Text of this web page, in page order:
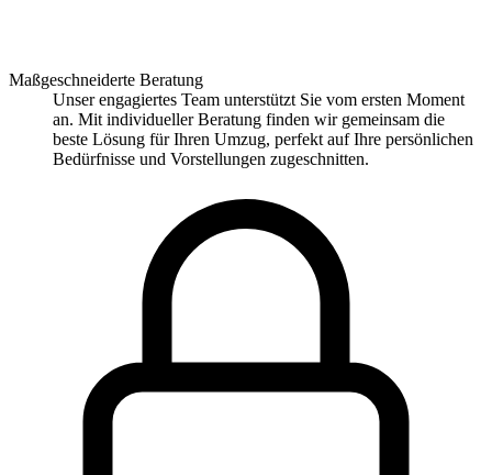
Maßgeschneiderte Beratung
Unser engagiertes Team unterstützt Sie vom ersten Moment
an. Mit individueller Beratung finden wir gemeinsam die
beste Lösung für Ihren Umzug, perfekt auf Ihre persönlichen
Bedürfnisse und Vorstellungen zugeschnitten.